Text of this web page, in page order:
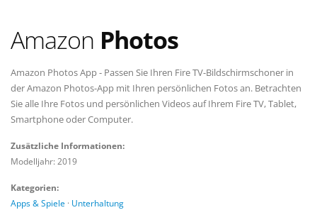
Amazon Photos
Amazon Photos App - Passen Sie Ihren Fire TV-Bildschirmschoner in
der Amazon Photos-App mit Ihren persönlichen Fotos an. Betrachten
Sie alle Ihre Fotos und persönlichen Videos auf Ihrem Fire TV, Tablet,
Smartphone oder Computer.
Zusätzliche Informationen:
Modelljahr: 2019
Kategorien:
Apps & Spiele · Unterhaltung